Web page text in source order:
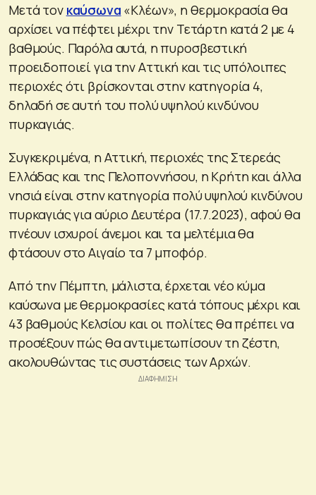
Μετά τον καύσωνα «Κλέων», η θερμοκρασία θα
αρχίσει να πέφτει μέχρι την Τετάρτη κατά 2 με 4
βαθμούς. Παρόλα αυτά, η πυροσβεστική
προειδοποιεί για την Αττική και τις υπόλοιπες
περιοχές ότι βρίσκονται στην κατηγορία 4,
δηλαδή σε αυτή του πολύ υψηλού κινδύνου
πυρκαγιάς.
Συγκεκριμένα, η Αττική, περιοχές της Στερεάς
Ελλάδας και της Πελοποννήσου, η Κρήτη και άλλα
νησιά είναι στην κατηγορία πολύ υψηλού κινδύνου
πυρκαγιάς για αύριο Δευτέρα (17.7.2023), αφού θα
πνέουν ισχυροί άνεμοι και τα μελτέμια θα
φτάσουν στο Αιγαίο τα 7 μποφόρ.
Από την Πέμπτη, μάλιστα, έρχεται νέο κύμα
καύσωνα με θερμοκρασίες κατά τόπους μέχρι και
43 βαθμούς Κελσίου και οι πολίτες θα πρέπει να
προσέξουν πώς θα αντιμετωπίσουν τη ζέστη,
ακολουθώντας τις συστάσεις των Αρχών.